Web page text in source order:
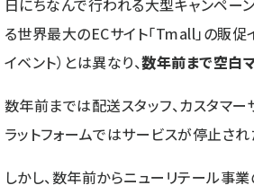
日にちなんで行われる大型キャンペー
る世界最大のECサイト「Tmall」の販促
イベント）とは異なり、数年前まで空白
数年前までは配送スタッフ、カスタマ
ラットフォームではサービスが停止され
しかし、数年前からニューリテール事